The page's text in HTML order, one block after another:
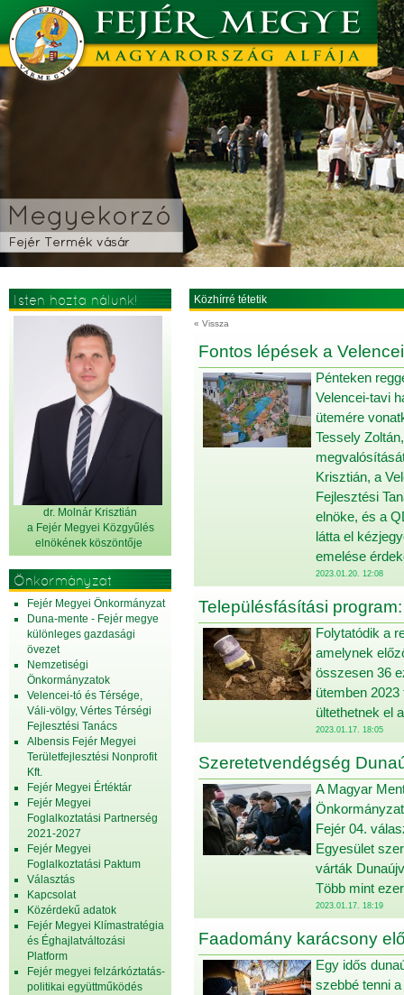
Isten hozta nálunk!
dr. Molnár Krisztián
a Fejér Megyei Közgyűlés
elnökének köszöntője
Önkormányzat
Fejér Megyei Önkormányzat
Duna-mente - Fejér megye
különleges gazdasági
övezet
Nemzetiségi
Önkormányzatok
Velencei-tó és Térsége,
Váli-völgy, Vértes Térségi
Fejlesztési Tanács
Albensis Fejér Megyei
Területfejlesztési Nonprofit
Kft.
Fejér Megyei Értéktár
Fejér Megyei
Foglalkoztatási Partnerség
2021-2027
Fejér Megyei
Foglalkoztatási Paktum
Választás
Kapcsolat
Közérdekű adatok
Fejér Megyei Klímastratégia
és Éghajlatváltozási
Platform
Fejér megyei felzárkóztatás-
politikai együttműködés
Közhírré tétetik
« Vissza
Fontos lépések a
Pénteken
Velencei-tavi
ütemére
Tessely
Krisztián, a
Fejlesztési
elnöke, és a
látta el
emelése
2023.01.20. 12:08
Településfásítási
Folytatódik a
amelynek
összesen 36
ütemben
ültethetnek el
2023.01.17. 18:05
Szeretetvendégség
A Magyar
Fejér 04.
Egyesület
várták
Több mint
2023.01.17. 18:19
Faadomány karácsony
Egy idős
szebbé tenni